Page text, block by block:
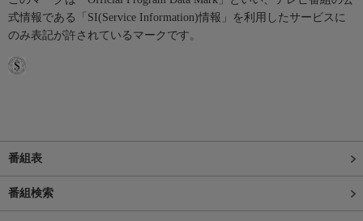
式情報である「SI(Service Information)情報」を利用したサービスに
のみ表記が許されているマークです。
番組表
番組検索